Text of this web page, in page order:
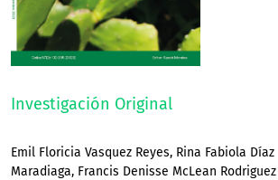
Investigación Original
Emil Floricia Vasquez Reyes, Rina Fabiola Díaz
Maradiaga, Francis Denisse McLean Rodriguez